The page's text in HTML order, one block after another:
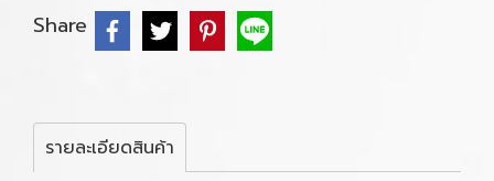
Share
รายละเอียดสินค้า